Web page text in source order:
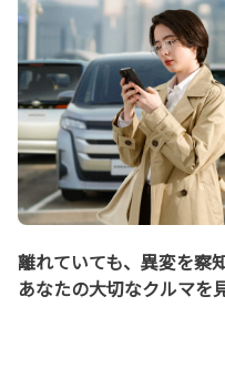
離れていても、異変を察
あなたの大切なクルマを